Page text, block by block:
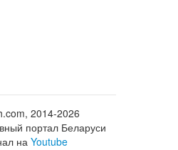
2014-2026
портал Беларуси
на Youtube